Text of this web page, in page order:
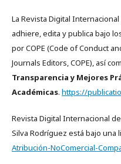
La Revista Digital
adhiere, edita y publica bajo
por COPE (Code of Conduct
Journals Editors, COPE), así
Transparencia y Mejores
Académicas. https://
Revista Digital Internacional
Silva Rodríguez está bajo una
Atribución-NoComercial-